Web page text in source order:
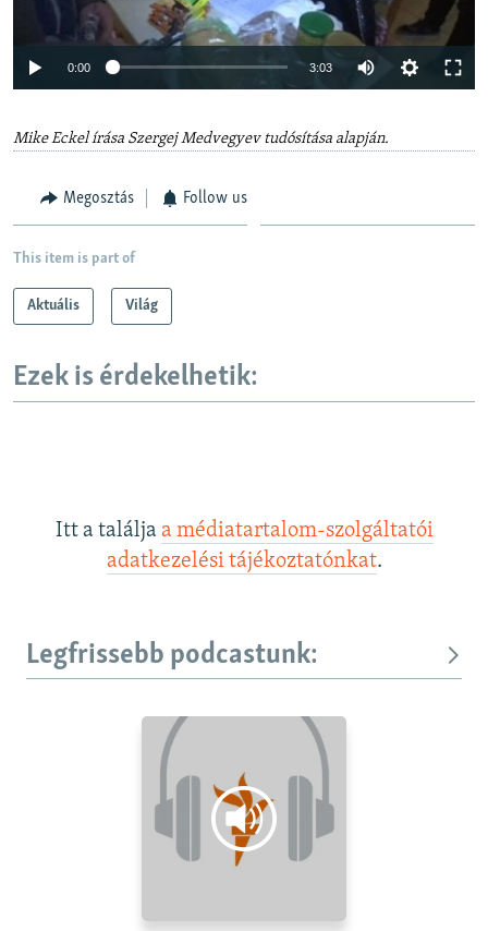
720p 1080p
0:00 3:03
360p
Mike Eckel írása Szergej Medvegyev tudósítása alapján.
Megosztás Follow us
This item is part of
Aktuális Világ
Ezek is érdekelhetik:
Itt a találja a médiatartalom-szolgáltatói
adatkezelési tájékoztatónkat.
Legfrissebb podcastunk: